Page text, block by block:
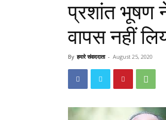
प्रशांत भूषण
वापस नहीं
By हमारे संवाददाता - August 25, 2020